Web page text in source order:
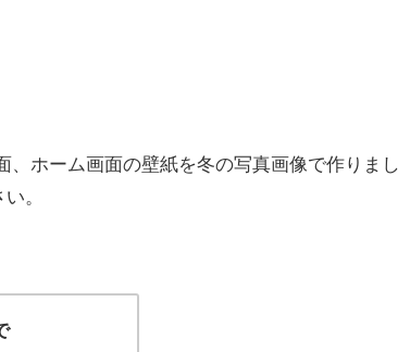
、ホーム画面の壁紙を冬の写真画像で作りまし
。